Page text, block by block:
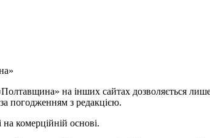
на інших сайтах дозволяється
погодженням з редакцією.
на комерційній основі.